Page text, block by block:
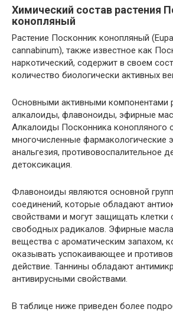
Химический состав растения
конопляный
Растение Посконник конопляный
cannabinum), также известное как
наркотический, содержит в своем
количество биологически активных
Основными активными компонентами
алкалоиды, флавоноиды, эфирные
Алкалоиды Посконника конопляного
многочисленные фармакологические
анальгезия, противовоспалительное
детоксикация.
Флавоноиды являются основной
соединений, которые обладают
свойствами и могут защищать клетки
свободных радикалов. Эфирные
вещества с ароматическим запахом,
оказывать успокаивающее и
действие. Таннины обладают
антивирусными свойствами.
В таблице ниже приведен более